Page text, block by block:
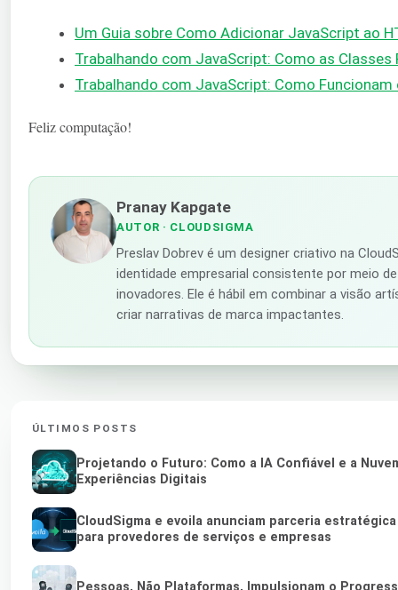
Um Guia sobre Como Adicionar JavaScript ao
Trabalhando com JavaScript: Como as
Trabalhando com JavaScript: Como
Feliz computação!
Pranay Kapgate
AUTOR · CLOUDSIGMA
Preslav Dobrev é um designer criativo na
identidade empresarial consistente por meio
inovadores. Ele é hábil em combinar a visão
criar narrativas de marca impactantes.
ÚLTIMOS POSTS
Projetando o Futuro: Como a IA Confiável e a
Experiências Digitais
CloudSigma e evoila anunciam parceria
para provedores de serviços e empresas